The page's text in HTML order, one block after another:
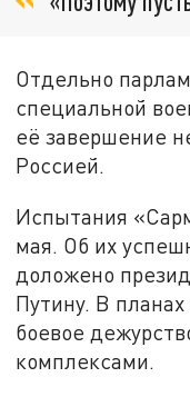
Отдельно
специальной
её завершение
Россией.
Испытания
мая. Об их
доложено
Путину. В
боевое
комплексами.